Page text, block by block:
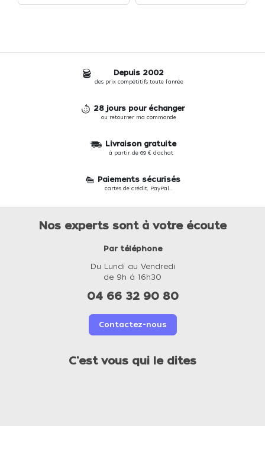
Depuis 2002
des prix compétitifs toute l'année
28 jours pour échanger
ou retourner ma commande
Livraison gratuite
à partir de 69 € d'achat
Paiements sécurisés
cartes de crédit, PayPal...
Nos experts sont à votre écoute
Par téléphone
Du Lundi au Vendredi
de 9h à 16h30
04 66 32 90 80
Contactez-nous
C'est vous qui le dites